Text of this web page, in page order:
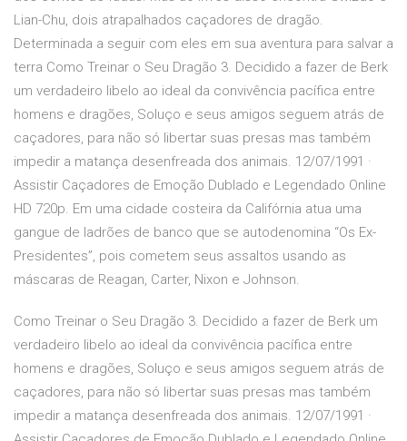
Lian-Chu, dois atrapalhados caçadores de dragão.
Determinada a seguir com eles em sua aventura para salvar a
terra Como Treinar o Seu Dragão 3. Decidido a fazer de Berk
um verdadeiro libelo ao ideal da convivência pacífica entre
homens e dragões, Soluço e seus amigos seguem atrás de
caçadores, para não só libertar suas presas mas também
impedir a matança desenfreada dos animais. 12/07/1991 ·
Assistir Caçadores de Emoção Dublado e Legendado Online
HD 720p. Em uma cidade costeira da Califórnia atua uma
gangue de ladrões de banco que se autodenomina “Os Ex-
Presidentes”, pois cometem seus assaltos usando as
máscaras de Reagan, Carter, Nixon e Johnson.
Como Treinar o Seu Dragão 3. Decidido a fazer de Berk um
verdadeiro libelo ao ideal da convivência pacífica entre
homens e dragões, Soluço e seus amigos seguem atrás de
caçadores, para não só libertar suas presas mas também
impedir a matança desenfreada dos animais. 12/07/1991 ·